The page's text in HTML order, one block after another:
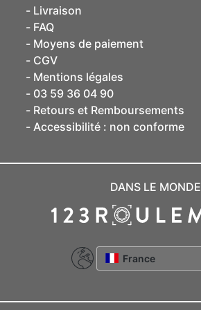
Livraison
FAQ
Moyens de paiement
CGV
Mentions légales
03 59 36 04 90
Retours et Remboursements
Accessibilité : non conforme
DANS LE MONDE
France